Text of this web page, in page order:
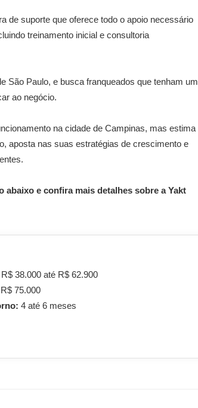
de suporte que oferece todo o apoio necessário
treinamento inicial e consultoria
São Paulo, e busca franqueados que tenham um
ao negócio.
na cidade de Campinas, mas estima
aposta nas suas estratégias de crescimento e
e confira mais detalhes sobre a Yakt
R$ 38.000 até R$ 62.900
R$ 75.000
4 até 6 meses